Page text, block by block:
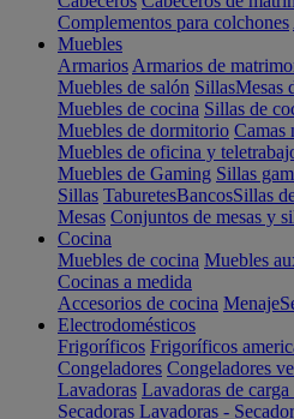
Complementos para colchones
Muebles
Armarios Armarios de
Muebles de salón SillasMesas
Muebles de cocina Sillas de
Muebles de dormitorio Camas
Muebles de oficina y
Muebles de Gaming Sillas
Sillas TaburetesBancosSillas
Mesas Conjuntos de mesas y
Cocina
Muebles de cocina Muebles
Cocinas a medida
Accesorios de cocina Menaje
Electrodomésticos
Frigoríficos Frigoríficos
Congeladores Congeladores
Lavadoras Lavadoras de
Secadoras Lavadoras -